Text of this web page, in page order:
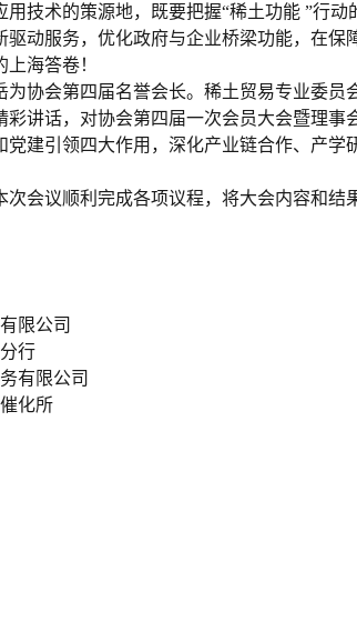
用技术的策源地，既要把握“稀土功能 ”行
动服务，优化政府与企业桥梁功能，在
海答卷！
为协会第四届名誉会长。稀土贸易专业委
彩讲话，对协会第四届一次会员大会暨理
党建引领四大作用，深化产业链合作、产
次会议顺利完成各项议程，将大会内容和结
限公司
行
有限公司
化所